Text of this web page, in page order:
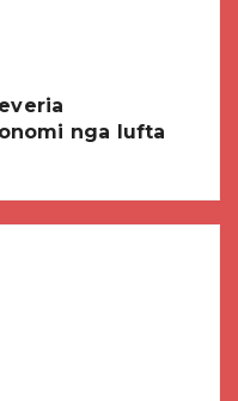
nga lufta